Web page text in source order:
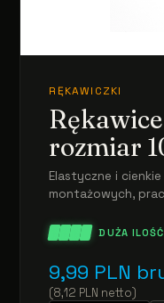
RĘKAWICZKI
rozmiar
Elastyczne i
montażowych,
DUŻA ILOŚĆ
9,99 PLN
(8,12 PLN netto)